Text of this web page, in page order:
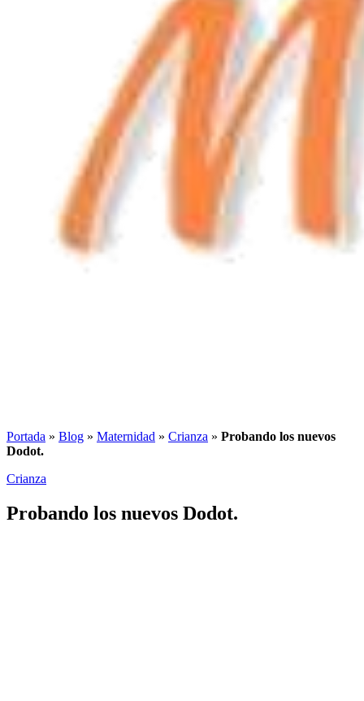
Portada » Blog » Maternidad » Crianza » Probando los nuevos
Dodot.
Crianza
Probando los nuevos Dodot.